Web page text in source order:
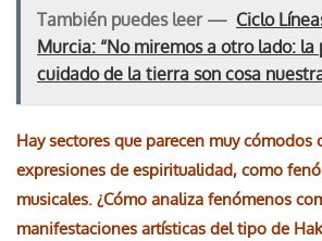
También puedes leer — Ciclo
Murcia: “No miremos a otro lado: la
cuidado de la tierra son cosa
Hay sectores que parecen muy cómodos
expresiones de espiritualidad, como
musicales. ¿Cómo analiza fenómenos
manifestaciones artísticas del tipo de